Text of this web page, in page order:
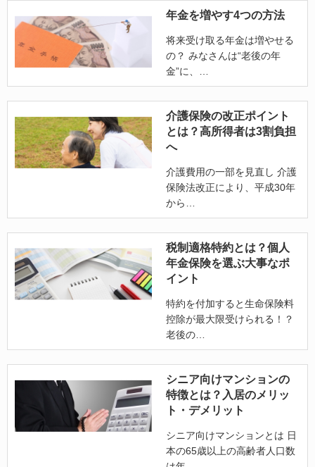
年金を増やす4つの方法
将来受け取る年金は増やせる
の？ みなさんは“老後の年
金”に、
介護保険の改正ポイント
とは？高所得者は3割負担
へ
介護費用の一部を見直し 介護
保険法改正により、平成30年
から
税制適格特約とは？個人
年金保険を選ぶ大事なポ
イント
特約を付加すると生命保険料
控除が最大限受けられる！？
老後の
シニア向けマンションの
特徴とは？入居のメリッ
ト・デメリット
シニア向けマンションとは 日
本の65歳以上の高齢者人口数